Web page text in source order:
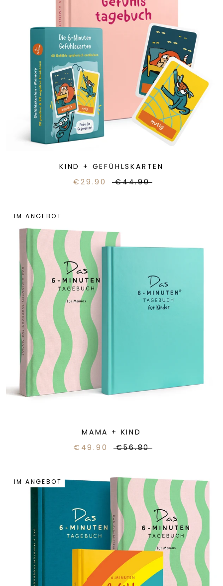
KIND + GEFÜHLSKARTEN
€29.90
€44.90
IM ANGEBOT
MAMA + KIND
€49.90
€56.80
IM ANGEBOT